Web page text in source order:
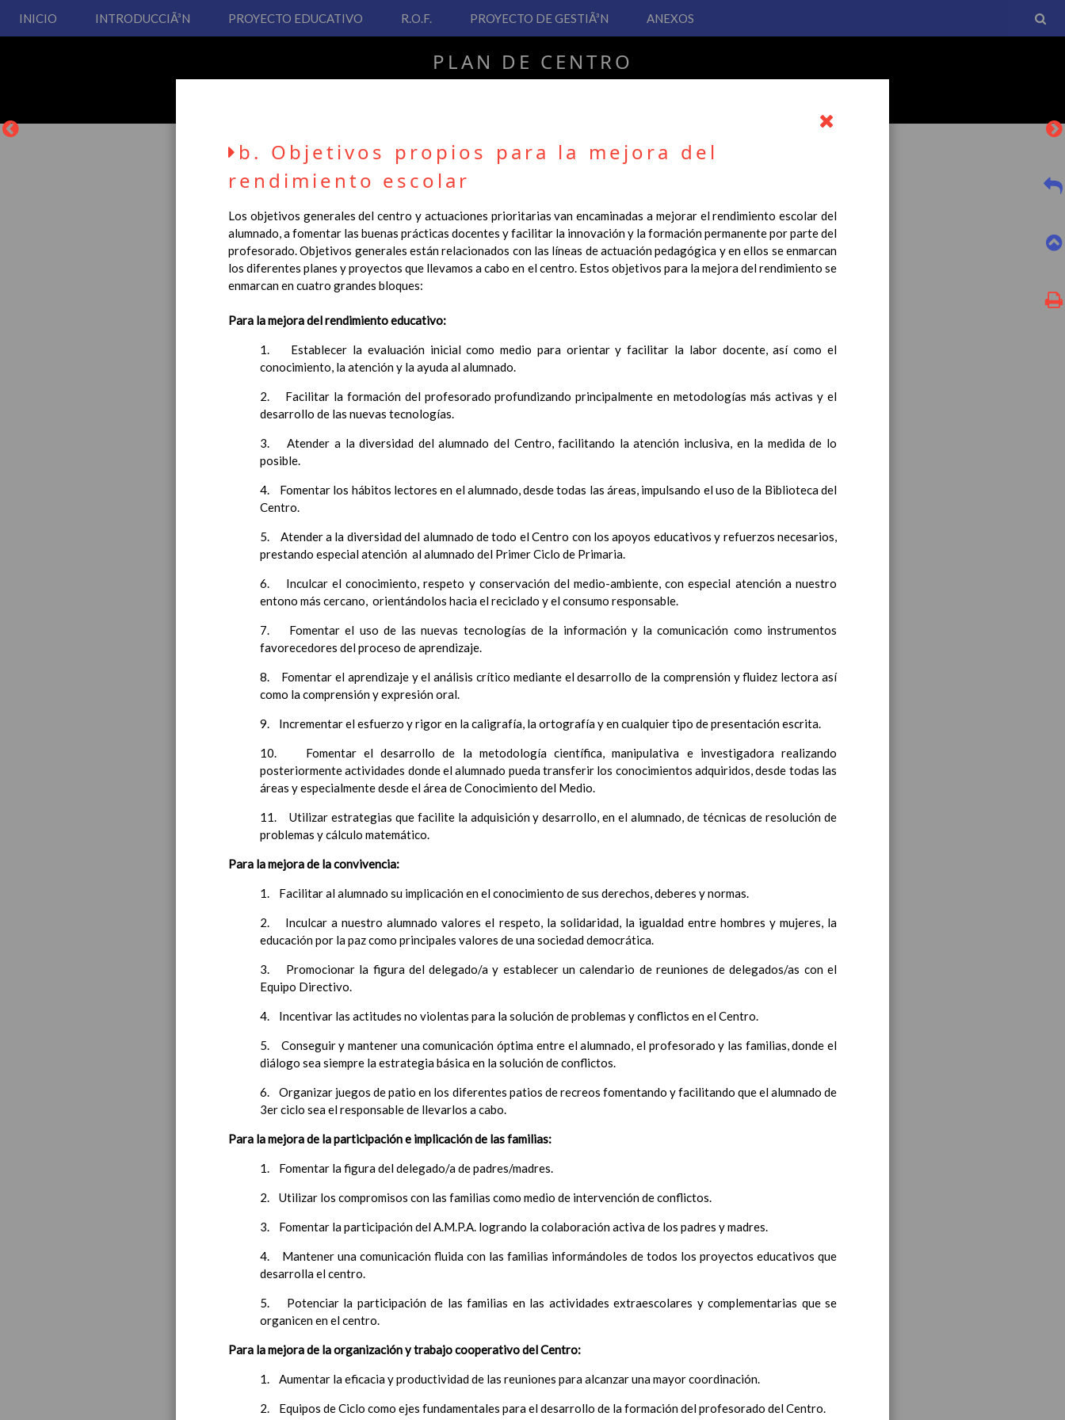
INICIO INTRODUCCIÃ³N PROYECTO EDUCATIVO R.O.F. PROYECTO DE GESTIÃ³N ANEXOS
PLAN DE CENTRO
La entrada en vigor del Real Decreto 126/2014, de 28 de febrero, por el que se establece el currículo básico de la
Educación Primaria, se ha hecho necesario la revisión y adecuación de nuestro Plan de Centro a esta normativa, el
cual usted podrá consultar desde este sitio web.
IntroducciÃ³n
AnÃ¡lisis del Contexto
Proyecto Educativo
Objetivos propios para la mejora del rendimiento escolar
LÃ­neas generales de actuaciÃ³n pedagÃ³gica
Ã¡reas de la educaciÃ³n en valores y otras enseÃ±anzas
EducaciÃ³n Infantil (Segundo Ciclo)
Objetivos generales 15 noviembre 2019
Ãreas Curriculares
curriculares.
Competencias bÃ¡sicas
noviembre 2019
EvaluaciÃ³n
InterrelaciÃ³n familiar-centro educativo
Proyecto curricular de ReligiÃ³n CatÃ³lica en Segundo Ciclo de Infantil
ConcreciÃ³n curricular para la etapa
15 noviembre 2019
Ãrea III: Lenguajes: comunicaciÃ³n y representaciÃ³n
Ãrea I: Conocimiento de sÃ­ mismo y autonomÃ­a personal
MetodologÃ­a
Recursos
CoordinaciÃ³n y concreciÃ³n curricular
Ãrea de Lengua Castellana y Literatura
Objetivos del Ã¡rea
ContribuciÃ³n del Ã¡rea a las competencias clave
ConcreciÃ³n curricular para la etapa. Perfiles de Ã¡rea y de competencias
Ãrea de MatemÃ¡ticas
ContribuciÃ³n del Ã¡rea a las competencias clave
ConcreciÃ³n curricular para la etapa. Perfiles de Ã¡rea y de competencias
revisiÃ³n
Ãrea de Lengua Extranjera (inglÃ©s)
ContribuciÃ³n del Ã¡rea a las competencias clave
revisiÃ³n
Ãrea de Ciencias de la Naturaleza
ContribuciÃ³n del Ã¡rea a las competencias clave
revisiÃ³n
ContribuciÃ³n del Ã¡rea a las competencias clave
revisiÃ³n
Objetivos del Ã¡rea
ConcreciÃ³n curricular para la etapa. Perfiles de Ã¡rea y de competencias
b. Objetivos propios para la mejora del
rendimiento escolar
Los objetivos generales del centro y actuaciones prioritarias van encaminadas a mejorar el rendimiento escolar del
alumnado, a fomentar las buenas prácticas docentes y facilitar la innovación y la formación permanente por parte del
profesorado. Objetivos generales están relacionados con las líneas de actuación pedagógica y en ellos se enmarcan
los diferentes planes y proyectos que llevamos a cabo en el centro. Estos objetivos para la mejora del rendimiento se
enmarcan en cuatro grandes bloques:
Para la mejora del rendimiento educativo:
1. Establecer la evaluación inicial como medio para orientar y facilitar la labor docente, así como el
conocimiento, la atención y la ayuda al alumnado.
2. Facilitar la formación del profesorado profundizando principalmente en metodologías más activas y el
desarrollo de las nuevas tecnologías.
3. Atender a la diversidad del alumnado del Centro, facilitando la atención inclusiva, en la medida de lo
posible.
4. Fomentar los hábitos lectores en el alumnado, desde todas las áreas, impulsando el uso de la Biblioteca del
Centro.
5. Atender a la diversidad del alumnado de todo el Centro con los apoyos educativos y refuerzos necesarios,
prestando especial atención al alumnado del Primer Ciclo de Primaria.
6. Inculcar el conocimiento, respeto y conservación del medio-ambiente, con especial atención a nuestro
entono más cercano, orientándolos hacia el reciclado y el consumo responsable.
7. Fomentar el uso de las nuevas tecnologías de la información y la comunicación como instrumentos
favorecedores del proceso de aprendizaje.
8. Fomentar el aprendizaje y el análisis crítico mediante el desarrollo de la comprensión y fluidez lectora así
como la comprensión y expresión oral.
9. Incrementar el esfuerzo y rigor en la caligrafía, la ortografía y en cualquier tipo de presentación escrita.
10. Fomentar el desarrollo de la metodología científica, manipulativa e investigadora realizando
posteriormente actividades donde el alumnado pueda transferir los conocimientos adquiridos, desde todas las
áreas y especialmente desde el área de Conocimiento del Medio.
11. Utilizar estrategias que facilite la adquisición y desarrollo, en el alumnado, de técnicas de resolución de
problemas y cálculo matemático.
Para la mejora de la convivencia:
1. Facilitar al alumnado su implicación en el conocimiento de sus derechos, deberes y normas.
2. Inculcar a nuestro alumnado valores el respeto, la solidaridad, la igualdad entre hombres y mujeres, la
educación por la paz como principales valores de una sociedad democrática.
3. Promocionar la figura del delegado/a y establecer un calendario de reuniones de delegados/as con el
Equipo Directivo.
4. Incentivar las actitudes no violentas para la solución de problemas y conflictos en el Centro.
5. Conseguir y mantener una comunicación óptima entre el alumnado, el profesorado y las familias, donde el
diálogo sea siempre la estrategia básica en la solución de conflictos.
6. Organizar juegos de patio en los diferentes patios de recreos fomentando y facilitando que el alumnado de
3er ciclo sea el responsable de llevarlos a cabo.
Para la mejora de la participación e implicación de las familias:
1. Fomentar la figura del delegado/a de padres/madres.
2. Utilizar los compromisos con las familias como medio de intervención de conflictos.
3. Fomentar la participación del A.M.P.A. logrando la colaboración activa de los padres y madres.
4. Mantener una comunicación fluida con las familias informándoles de todos los proyectos educativos que
desarrolla el centro.
5. Potenciar la participación de las familias en las actividades extraescolares y complementarias que se
organicen en el centro.
Para la mejora de la organización y trabajo cooperativo del Centro:
1. Aumentar la eficacia y productividad de las reuniones para alcanzar una mayor coordinación.
2. Equipos de Ciclo como ejes fundamentales para el desarrollo de la formación del profesorado del Centro.